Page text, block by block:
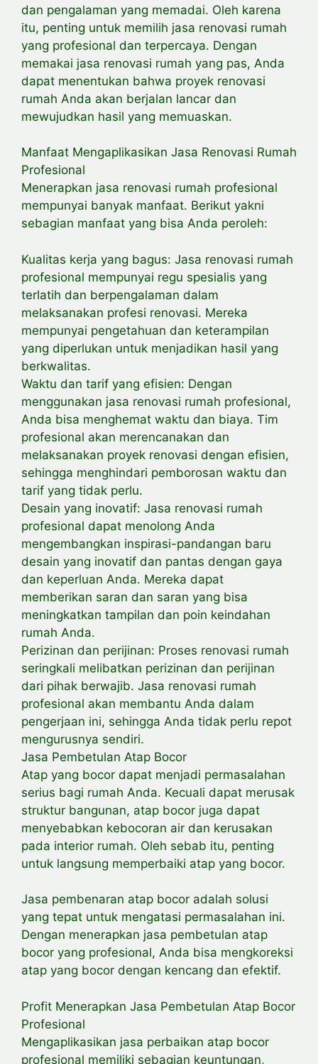
dan pengalaman yang memadai. Oleh karena
itu, penting untuk memilih jasa renovasi rumah
yang profesional dan terpercaya. Dengan
memakai jasa renovasi rumah yang pas, Anda
dapat menentukan bahwa proyek renovasi
rumah Anda akan berjalan lancar dan
mewujudkan hasil yang memuaskan.
Manfaat Mengaplikasikan Jasa Renovasi Rumah
Profesional
Menerapkan jasa renovasi rumah profesional
mempunyai banyak manfaat. Berikut yakni
sebagian manfaat yang bisa Anda peroleh:
Kualitas kerja yang bagus: Jasa renovasi rumah
profesional mempunyai regu spesialis yang
terlatih dan berpengalaman dalam
melaksanakan profesi renovasi. Mereka
mempunyai pengetahuan dan keterampilan
yang diperlukan untuk menjadikan hasil yang
berkwalitas.
Waktu dan tarif yang efisien: Dengan
menggunakan jasa renovasi rumah profesional,
Anda bisa menghemat waktu dan biaya. Tim
profesional akan merencanakan dan
melaksanakan proyek renovasi dengan efisien,
sehingga menghindari pemborosan waktu dan
tarif yang tidak perlu.
Desain yang inovatif: Jasa renovasi rumah
profesional dapat menolong Anda
mengembangkan inspirasi-pandangan baru
desain yang inovatif dan pantas dengan gaya
dan keperluan Anda. Mereka dapat
memberikan saran dan saran yang bisa
meningkatkan tampilan dan poin keindahan
rumah Anda.
Perizinan dan perijinan: Proses renovasi rumah
seringkali melibatkan perizinan dan perijinan
dari pihak berwajib. Jasa renovasi rumah
profesional akan membantu Anda dalam
pengerjaan ini, sehingga Anda tidak perlu repot
mengurusnya sendiri.
Jasa Pembetulan Atap Bocor
Atap yang bocor dapat menjadi permasalahan
serius bagi rumah Anda. Kecuali dapat merusak
struktur bangunan, atap bocor juga dapat
menyebabkan kebocoran air dan kerusakan
pada interior rumah. Oleh sebab itu, penting
untuk langsung memperbaiki atap yang bocor.
Jasa pembenaran atap bocor adalah solusi
yang tepat untuk mengatasi permasalahan ini.
Dengan menerapkan jasa pembetulan atap
bocor yang profesional, Anda bisa mengkoreksi
atap yang bocor dengan kencang dan efektif.
Profit Menerapkan Jasa Pembetulan Atap Bocor
Profesional
Mengaplikasikan jasa perbaikan atap bocor
profesional memiliki sebagian keuntungan,